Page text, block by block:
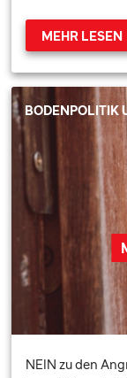
MEHR LESEN
BODENPOLITIK
NEIN zu den